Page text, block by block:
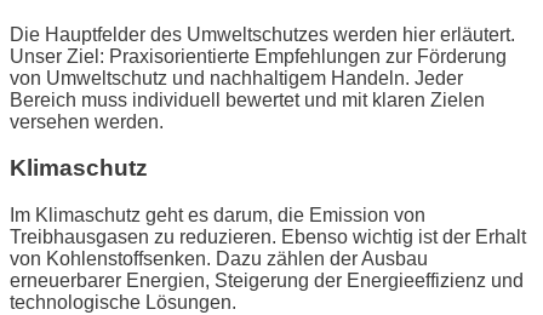
Die Hauptfelder des Umweltschutzes werden hier erläutert.
Unser Ziel: Praxisorientierte Empfehlungen zur Förderung
von Umweltschutz und nachhaltigem Handeln. Jeder
Bereich muss individuell bewertet und mit klaren Zielen
versehen werden.
Klimaschutz
Im Klimaschutz geht es darum, die Emission von
Treibhausgasen zu reduzieren. Ebenso wichtig ist der Erhalt
von Kohlenstoffsenken. Dazu zählen der Ausbau
erneuerbarer Energien, Steigerung der Energieeffizienz und
technologische Lösungen.